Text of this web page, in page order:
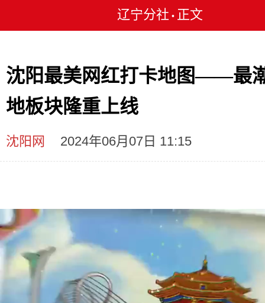
辽宁分社 • 正文
沈阳最美网红打卡地图——最
地板块隆重上线
沈阳网 2024年06月07日 11:15